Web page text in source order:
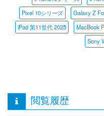
Pixel 10シリーズ
Galaxy Z
iPad 第11世代 2025
MacBook
Sony
閲覧履歴